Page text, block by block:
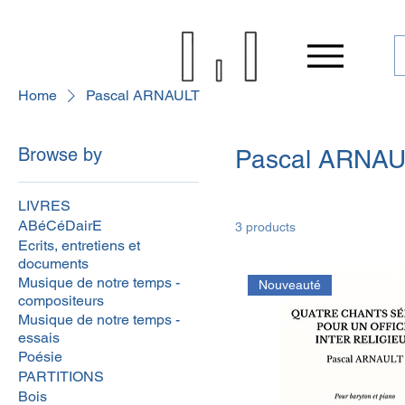
Home Pascal ARNAULT
Browse by
LIVRES
ABéCéDairE
Ecrits, entretiens et
documents
Musique de notre temps -
compositeurs
Musique de notre temps -
essais
Poésie
PARTITIONS
Bois
Pascal
3 products
Nouveauté